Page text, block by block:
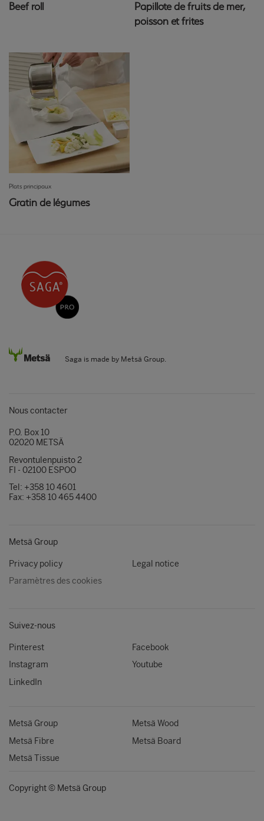
Beef roll
Papillote de fruits de mer,
poisson et frites
Plats principaux
Gratin de légumes
Saga is made by Metsä Group.
Nous contacter
P.O. Box 10
02020 METSÄ
Revontulenpuisto 2
FI - 02100 ESPOO
Tel: +358 10 4601
Fax: +358 10 465 4400
Metsä Group
Privacy policy
Legal notice
Paramètres des cookies
Suivez-nous
Pinterest
Facebook
Instagram
Youtube
LinkedIn
Metsä Group
Metsä Wood
Metsä Fibre
Metsä Board
Metsä Tissue
Copyright © Metsä Group